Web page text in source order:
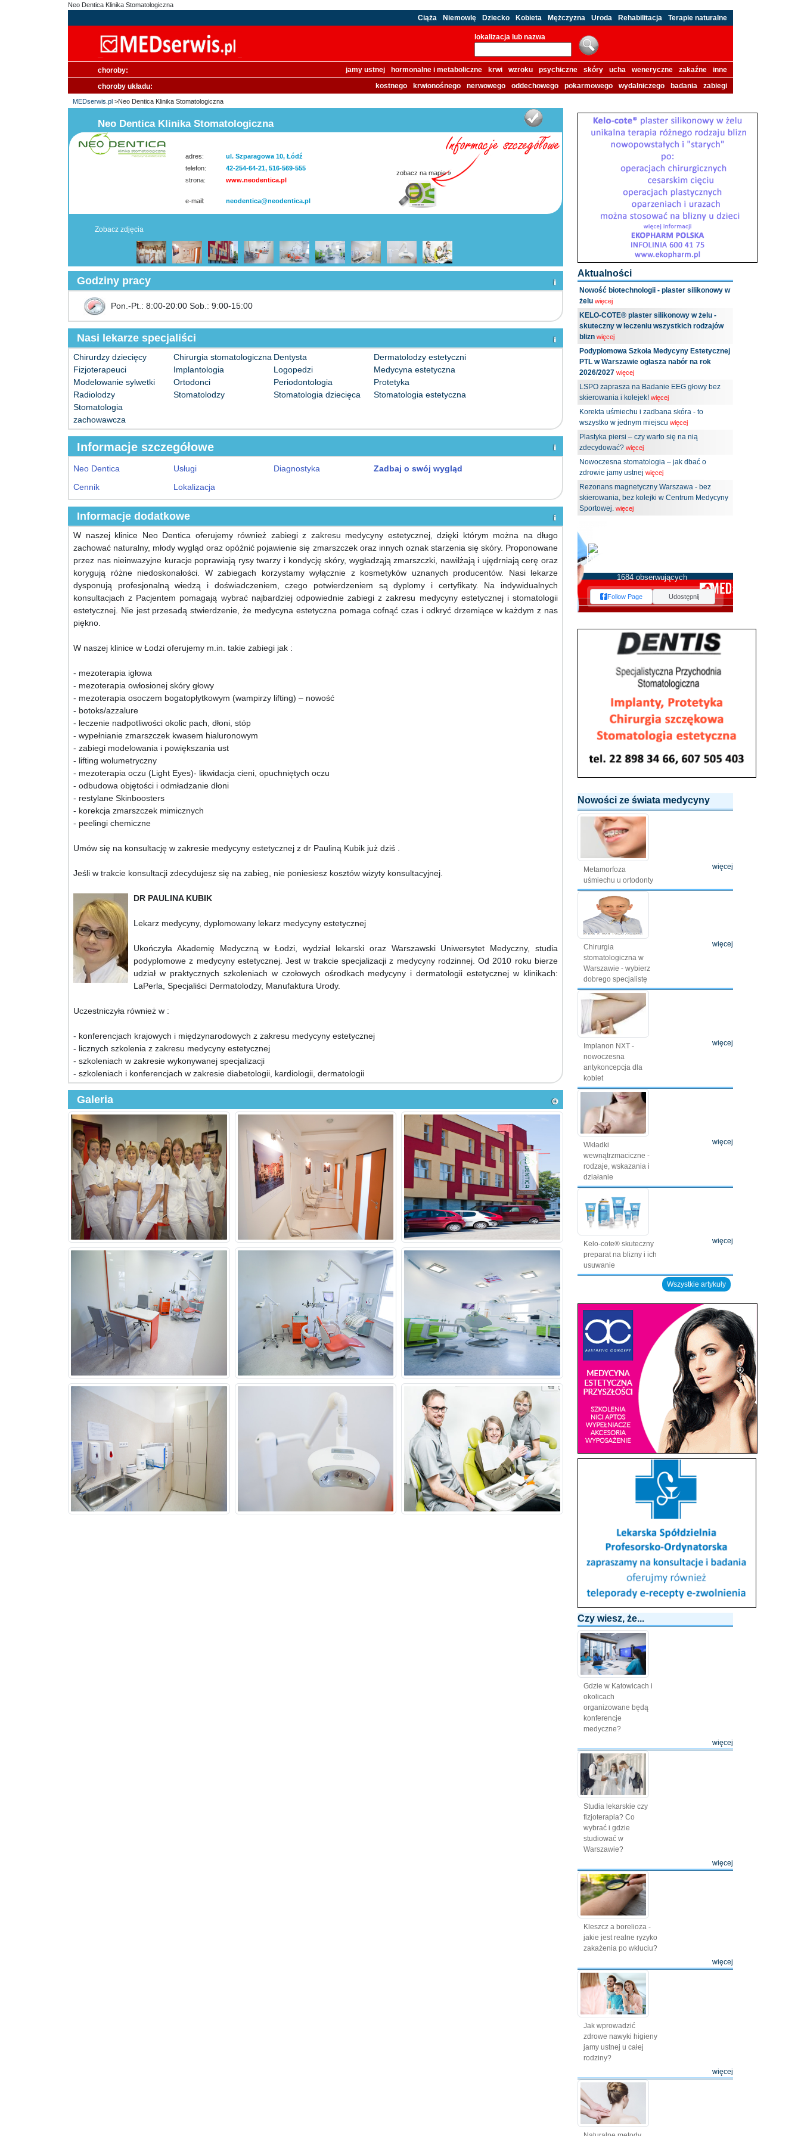
Neo Dentica Klinika Stomatologiczna
Ciąża Niemowlę Dziecko Kobieta Mężczyzna Uroda Rehabilitacja Terapie naturalne
lokalizacja lub nazwa
choroby: jamy ustnej hormonalne i metaboliczne krwi wzroku psychiczne skóry ucha weneryczne zakaźne
inne
choroby układu:
kostnego krwionośnego nerwowego oddechowego pokarmowego wydalniczego badania zabiegi
MEDserwis.pl >Neo Dentica Klinika Stomatologiczna
Neo Dentica Klinika Stomatologiczna
adres:
ul. Szparagowa 10, Łódź
telefon:
42-254-64-21, 516-569-555
strona:
www.neodentica.pl
e-mail: neodentica@neodentica.pl
zobacz na mapie »
Zobacz zdjęcia
Godziny pracy
Pon.-Pt.: 8:00-20:00 Sob.: 9:00-15:00
Nasi lekarze specjaliści
Chirurdzy dziecięcy Chirurgia stomatologiczna Dentysta
Dermatolodzy estetyczni
Fizjoterapeuci
Implantologia Logopedzi
Medycyna estetyczna
Modelowanie sylwetki
Ortodonci Periodontologia
Protetyka
Radiolodzy
Stomatolodzy Stomatologia dziecięca
Stomatologia estetyczna
Stomatologia
zachowawcza
Informacje szczegółowe
Neo Dentica Usługi Diagnostyka
Zadbaj o swój wygląd
Cennik
Lokalizacja
Informacje dodatkowe
W naszej klinice Neo Dentica oferujemy również zabiegi z zakresu medycyny estetycznej, dzięki którym można na długo
zachować naturalny, młody wygląd oraz opóźnić pojawienie się zmarszczek oraz innych oznak starzenia się skóry. Proponowane
przez nas nieinwazyjne kuracje poprawiają rysy twarzy i kondycję skóry, wygładząją zmarszczki, nawilżają i ujędrniają cerę oraz
korygują różne niedoskonałości. W zabiegach korzystamy wyłącznie z kosmetyków uznanych producentów. Nasi lekarze
dysponują profesjonalną wiedzą i doświadczeniem, czego potwierdzeniem są dyplomy i certyfikaty. Na indywidualnych
konsultacjach z Pacjentem pomagają wybrać najbardziej odpowiednie zabiegi z zakresu medycyny estetycznej i stomatologii
estetycznej. Nie jest przesadą stwierdzenie, że medycyna estetyczna pomaga cofnąć czas i odkryć drzemiące w każdym z nas
piękno.
W naszej klinice w Łodzi oferujemy m.in. takie zabiegi jak :
- mezoterapia igłowa
- mezoterapia owłosionej skóry głowy
- mezoterapia osoczem bogatopłytkowym (wampirzy lifting) – nowość
- botoks/azzalure
- leczenie nadpotliwości okolic pach, dłoni, stóp
- wypełnianie zmarszczek kwasem hialuronowym
- zabiegi modelowania i powiększania ust
- lifting wolumetryczny
- mezoterapia oczu (Light Eyes)- likwidacja cieni, opuchniętych oczu
- odbudowa objętości i odmładzanie dłoni
- restylane Skinboosters
- korekcja zmarszczek mimicznych
- peelingi chemiczne
Umów się na konsultację w zakresie medycyny estetycznej z dr Pauliną Kubik już dziś .
Jeśli w trakcie konsultacji zdecydujesz się na zabieg, nie poniesiesz kosztów wizyty konsultacyjnej.
DR PAULINA KUBIK
Lekarz medycyny, dyplomowany lekarz medycyny estetycznej
Ukończyła Akademię Medyczną w Łodzi, wydział lekarski oraz Warszawski Uniwersytet Medyczny, studia
podyplomowe z medycyny estetycznej. Jest w trakcie specjalizacji z medycyny rodzinnej. Od 2010 roku bierze
udział w praktycznych szkoleniach w czołowych ośrodkach medycyny i dermatologii estetycznej w klinikach:
LaPerla, Specjaliści Dermatolodzy, Manufaktura Urody.
Uczestniczyła również w :
- konferencjach krajowych i międzynarodowych z zakresu medycyny estetycznej
- licznych szkolenia z zakresu medycyny estetycznej
- szkoleniach w zakresie wykonywanej specjalizacji
- szkoleniach i konferencjach w zakresie diabetologii, kardiologii, dermatologii
Galeria
Aktualności
Nowość biotechnologii - plaster silikonowy w
żelu więcej
KELO-COTE® plaster silikonowy w żelu -
skuteczny w leczeniu wszystkich rodzajów
blizn więcej
Podyplomowa Szkoła Medycyny Estetycznej
PTL w Warszawie ogłasza nabór na rok
2026/2027 więcej
LSPO zaprasza na Badanie EEG głowy bez
skierowania i kolejek! więcej
Korekta uśmiechu i zadbana skóra - to
wszystko w jednym miejscu więcej
Plastyka piersi – czy warto się na nią
zdecydować? więcej
Nowoczesna stomatologia – jak dbać o
zdrowie jamy ustnej więcej
Rezonans magnetyczny Warszawa - bez
skierowania, bez kolejki w Centrum Medycyny
Sportowej. więcej
1684 obserwujących
Follow Page Udostępnij
Nowości ze świata medycyny
Metamorfoza
uśmiechu u ortodonty
więcej
Chirurgia
stomatologiczna w
Warszawie - wybierz
dobrego specjalistę
więcej
Implanon NXT -
nowoczesna
antykoncepcja dla
kobiet
więcej
Wkładki
wewnątrzmaciczne -
rodzaje, wskazania i
działanie
więcej
Kelo-cote® skuteczny
preparat na blizny i ich
usuwanie
więcej
Wszystkie artykuły
Czy wiesz, że...
Gdzie w Katowicach i
okolicach
organizowane będą
konferencje
medyczne?
więcej
Studia lekarskie czy
fizjoterapia? Co
wybrać i gdzie
studiować w
Warszawie?
więcej
Kleszcz a borelioza -
jakie jest realne ryzyko
zakażenia po wkłuciu?
więcej
Jak wprowadzić
zdrowe nawyki higieny
jamy ustnej u całej
rodziny?
więcej